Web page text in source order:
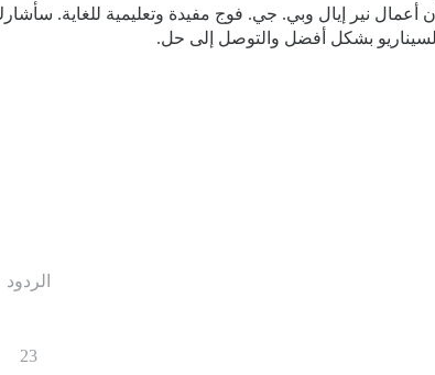
أعمال نير إيال وبي. جي. فوج مفيدة وتعليمية للغاية.
بشكل أفضل والتوصل إلى حل.
الردود
23